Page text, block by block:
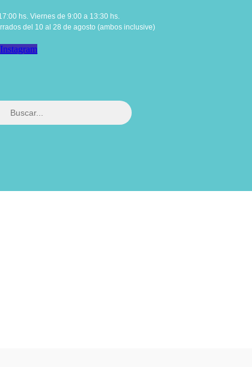
hs. Viernes de 9:00 a 13:30 hs.
del 10 al 28 de agosto (ambos inclusive)
Instagram